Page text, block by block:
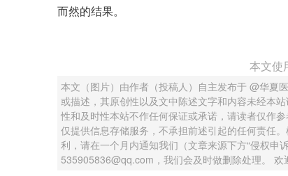
而然的结果。
本文使
本文（图片）由作者（投稿人）自主发布于 @华夏
或描述，其原创性以及文中陈述文字和内容未经本
性和及时性本站不作任何保证或承诺，请读者仅作
仅提供信息存储服务，不承担前述引起的任何责任
利，请在一个月内通知我们（文章来源下方“侵权申
535905836@qq.com，我们会及时做删除处理。